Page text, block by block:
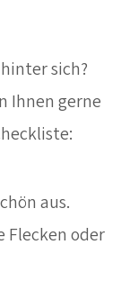
sich?
Ihnen gerne
aus.
Flecken oder